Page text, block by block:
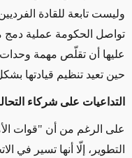
وليست تابعة للقادة
تواصل الحكومة عملية دمج
عليها أن تقلّص مهمة
حين تعيد تنظيم قيادتها
التداعيات على شركاء
على الرغم من أن "قوات
التطوير، إلّا أنها تسير في